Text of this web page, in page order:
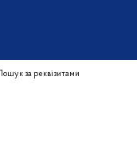
Пошук за реквізитами